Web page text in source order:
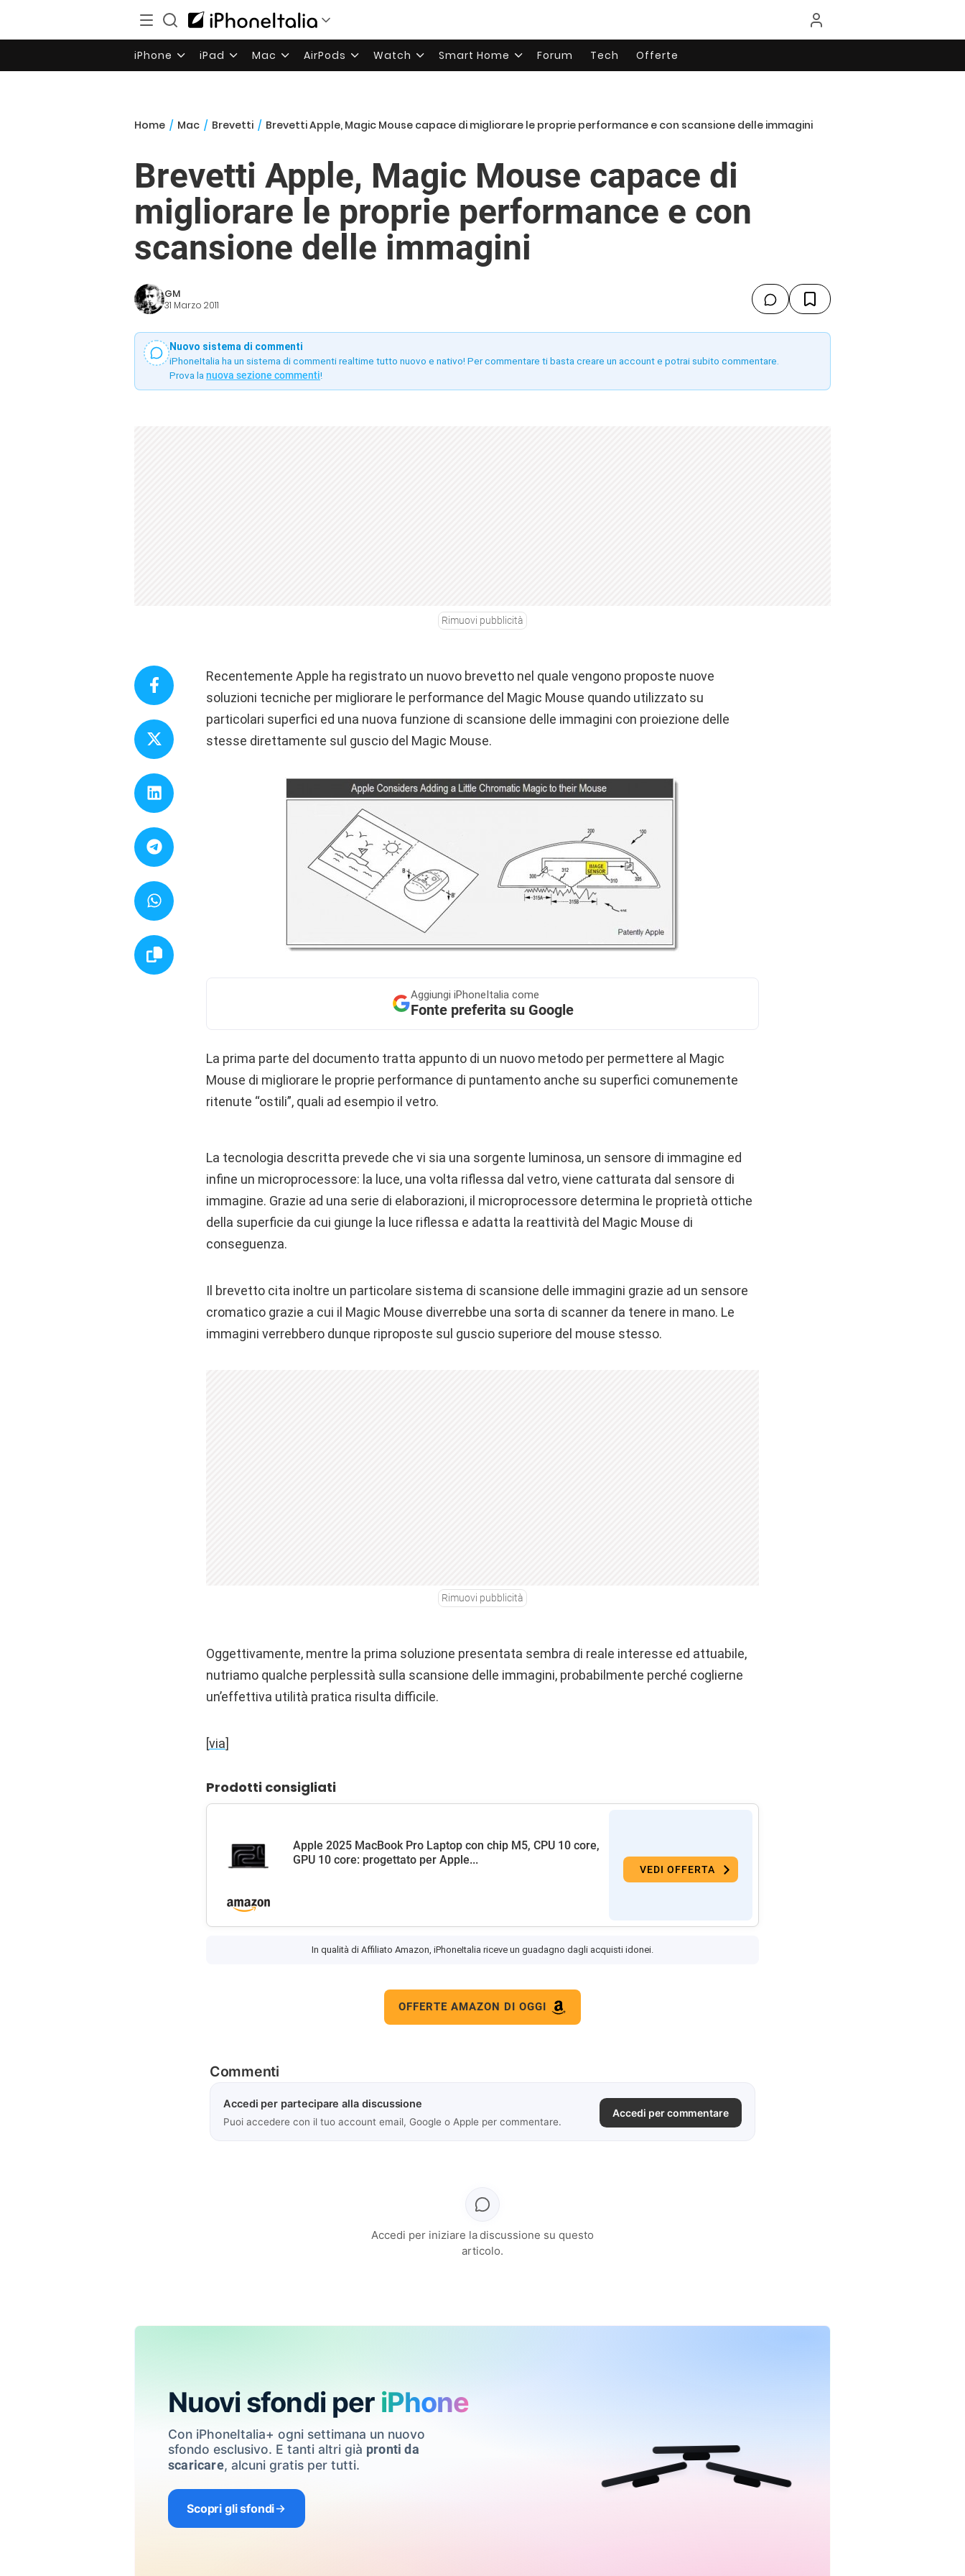
iPhone iPad Mac AirPods Watch Smart Home Forum Tech Offerte
Home / Mac / Brevetti / Brevetti Apple, Magic Mouse capace di migliorare le proprie performance e con scansione delle immagini
Brevetti Apple, Magic Mouse capace di
migliorare le proprie performance e con
scansione delle immagini
GM
31 Marzo 2011
Nuovo sistema di commenti
iPhoneItalia ha un sistema di commenti realtime tutto nuovo e nativo! Per commentare ti basta creare un account e potrai subito commentare.
Prova la nuova sezione commenti!
Rimuovi pubblicità
Recentemente Apple ha registrato un nuovo brevetto nel quale vengono proposte nuove
soluzioni tecniche per migliorare le performance del Magic Mouse quando utilizzato su
particolari superfici ed una nuova funzione di scansione delle immagini con proiezione delle
stesse direttamente sul guscio del Magic Mouse.
Aggiungi iPhoneItalia come
Fonte preferita su Google
La prima parte del documento tratta appunto di un nuovo metodo per permettere al Magic
Mouse di migliorare le proprie performance di puntamento anche su superfici comunemente
ritenute “ostili”, quali ad esempio il vetro.
La tecnologia descritta prevede che vi sia una sorgente luminosa, un sensore di immagine ed
infine un microprocessore: la luce, una volta riflessa dal vetro, viene catturata dal sensore di
immagine. Grazie ad una serie di elaborazioni, il microprocessore determina le proprietà ottiche
della superficie da cui giunge la luce riflessa e adatta la reattività del Magic Mouse di
conseguenza.
Il brevetto cita inoltre un particolare sistema di scansione delle immagini grazie ad un sensore
cromatico grazie a cui il Magic Mouse diverrebbe una sorta di scanner da tenere in mano. Le
immagini verrebbero dunque riproposte sul guscio superiore del mouse stesso.
Rimuovi pubblicità
Oggettivamente, mentre la prima soluzione presentata sembra di reale interesse ed attuabile,
nutriamo qualche perplessità sulla scansione delle immagini, probabilmente perché coglierne
un’effettiva utilità pratica risulta difficile.
[via]
Prodotti consigliati
Apple 2025 MacBook Pro Laptop con chip M5, CPU 10 core,
GPU 10 core: progettato per Apple...
VEDI OFFERTA
In qualità di Affiliato Amazon, iPhoneItalia riceve un guadagno dagli acquisti idonei.
OFFERTE AMAZON DI OGGI
Commenti
Accedi per partecipare alla discussione
Puoi accedere con il tuo account email, Google o Apple per commentare.
Accedi per commentare
Accedi per iniziare la discussione su questo
articolo.
Nuovi sfondi per iPhone
Con iPhoneItalia+ ogni settimana un nuovo
sfondo esclusivo. E tanti altri già pronti da
scaricare, alcuni gratis per tutti.
Scopri gli sfondi